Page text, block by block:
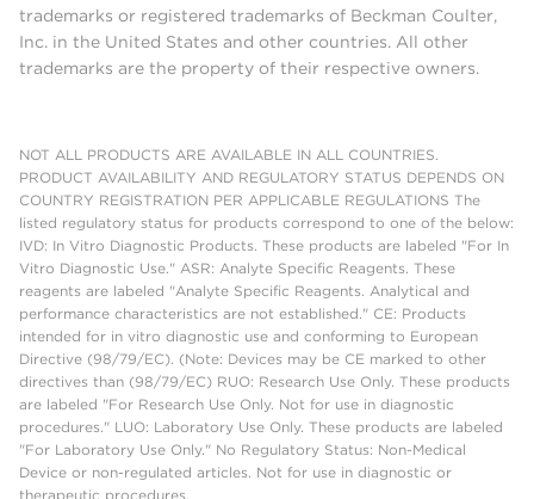
trademarks or registered trademarks of Beckman Coulter,
Inc. in the United States and other countries. All other
trademarks are the property of their respective owners.
NOT ALL PRODUCTS ARE AVAILABLE IN ALL COUNTRIES.
PRODUCT AVAILABILITY AND REGULATORY STATUS DEPENDS ON
COUNTRY REGISTRATION PER APPLICABLE REGULATIONS The
listed regulatory status for products correspond to one of the below:
IVD: In Vitro Diagnostic Products. These products are labeled "For In
Vitro Diagnostic Use." ASR: Analyte Specific Reagents. These
reagents are labeled "Analyte Specific Reagents. Analytical and
performance characteristics are not established." CE: Products
intended for in vitro diagnostic use and conforming to European
Directive (98/79/EC). (Note: Devices may be CE marked to other
directives than (98/79/EC) RUO: Research Use Only. These products
are labeled "For Research Use Only. Not for use in diagnostic
procedures." LUO: Laboratory Use Only. These products are labeled
"For Laboratory Use Only." No Regulatory Status: Non-Medical
Device or non-regulated articles. Not for use in diagnostic or
therapeutic procedures.